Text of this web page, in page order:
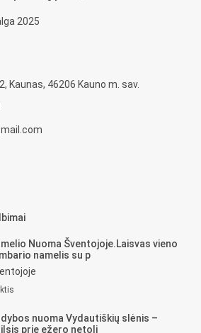
2025
Kaunas, 46206 Kauno m. sav.
Nuoma Šventojoje.Laisvas vieno
namelis su p
nuoma Vydautiškių slėnis –
prie ežero netoli